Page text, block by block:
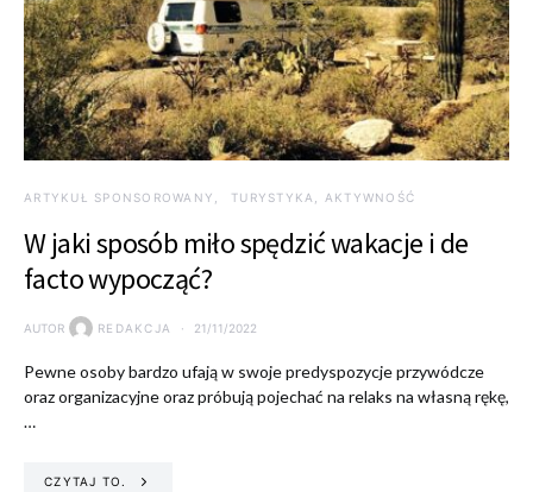
ARTYKUŁ SPONSOROWANY TURYSTYKA, AKTYWNOŚĆ
W jaki sposób miło spędzić wakacje i de
facto wypocząć?
AUTOR REDAKCJA 21/11/2022
Pewne osoby bardzo ufają w swoje predyspozycje przywódcze
oraz organizacyjne oraz próbują pojechać na relaks na własną rękę,
…
CZYTAJ TO.